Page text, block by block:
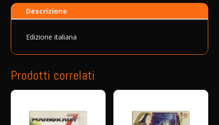
Descrizione
Edizione italiana
Prodotti correlati